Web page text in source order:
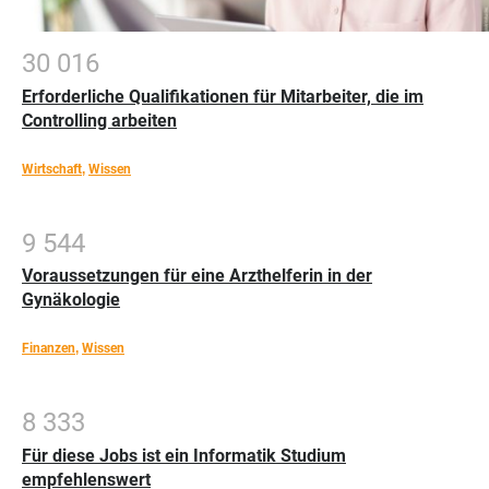
30 016
Erforderliche Qualifikationen für Mitarbeiter, die im
Controlling arbeiten
Wirtschaft, Wissen
9 544
Voraussetzungen für eine Arzthelferin in der
Gynäkologie
Finanzen, Wissen
8 333
Für diese Jobs ist ein Informatik Studium
empfehlenswert